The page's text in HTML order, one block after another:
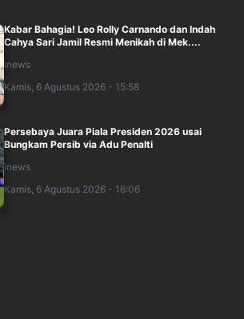
Kabar Bahagia! Leo Rolly Carnando dan Indah
Cahya Sari Jamil Resmi Menikah di Mek....
inews
Kamis, 6 Agustus 2026 - 15:58
Persebaya Juara Piala Presiden 2026 usai
Bungkam Persib via Adu Penalti
inews
Kamis, 6 Agustus 2026 - 16:06